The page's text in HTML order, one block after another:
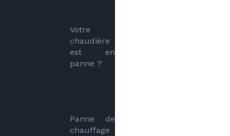
Votre
chaudière
est en
panne ?
Panne de
chauffage